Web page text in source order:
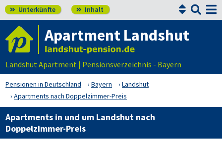
 Unterkünfte  Inhalt 

Apartment Landshut
Landshut Apartment | Pensionsverzeichnis - Bayern
Pensionen in Deutschland Bayern
Landshut
Apartments nach Doppelzimmer-Preis
Apartments in und um Landshut nach
Doppelzimmer-Preis